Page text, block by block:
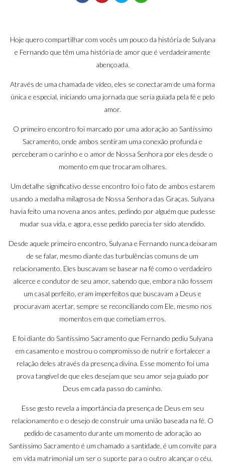
Hoje quero compartilhar com vocês um pouco da história de Sulyana
e Fernando que têm uma história de amor que é verdadeiramente
abençoada.
Através de uma chamada de vídeo, eles se conectaram de uma forma
única e especial, iniciando uma jornada que seria guiada pela fé e pelo
amor.
O primeiro encontro foi marcado por uma adoração ao Santíssimo
Sacramento, onde ambos sentiram uma conexão profunda e
perceberam o carinho e o amor de Nossa Senhora por eles desde o
momento em que trocaram olhares.
Um detalhe significativo desse encontro foi o fato de ambos estarem
usando a medalha milagrosa de Nossa Senhora das Graças. Sulyana
havia feito uma novena anos antes, pedindo por alguém que pudesse
mudar sua vida, e agora, esse pedido parecia ter sido atendido.
Desde aquele primeiro encontro, Sulyana e Fernando nunca deixaram
de se falar, mesmo diante das turbulências comuns de um
relacionamento. Eles buscavam se basear na fé como o verdadeiro
alicerce e condutor de seu amor, sabendo que, embora não fossem
um casal perfeito, eram imperfeitos que buscavam a Deus e
procuravam acertar, sempre se reconciliando com Ele, mesmo nos
momentos em que cometiam erros.
E foi diante do Santíssimo Sacramento que Fernando pediu Sulyana
em casamento e mostrou o compromisso de nutrir e fortalecer a
relação deles através da presença divina. Esse momento foi uma
prova tangível de que eles desejam que seu amor seja guiado por
Deus em cada passo do caminho.
Esse gesto revela a importância da presença de Deus em seu
relacionamento e o desejo de construir uma união baseada na fé. O
pedido de casamento durante um momento de adoração ao
Santíssimo Sacramento é um chamado a santidade, é um convite para
em vida matrimonial um ser o suporte para o outro alcançar o céu.